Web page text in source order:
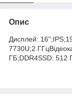
Опис
Дисплей:
7730U;2
ГБ;DDR4SSD: 512